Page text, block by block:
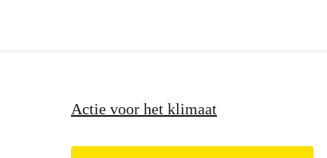
Actie voor het klimaat